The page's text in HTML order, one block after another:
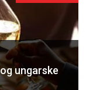
ungarske